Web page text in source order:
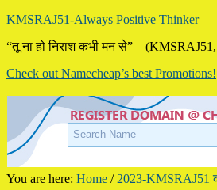
KMSRAJ51-Always Positive Thinker
“तू ना हो निराश कभी मन से” –
Check out Namecheap’s best Promotions!
You are here: Home / 2023-KMSRAJ51